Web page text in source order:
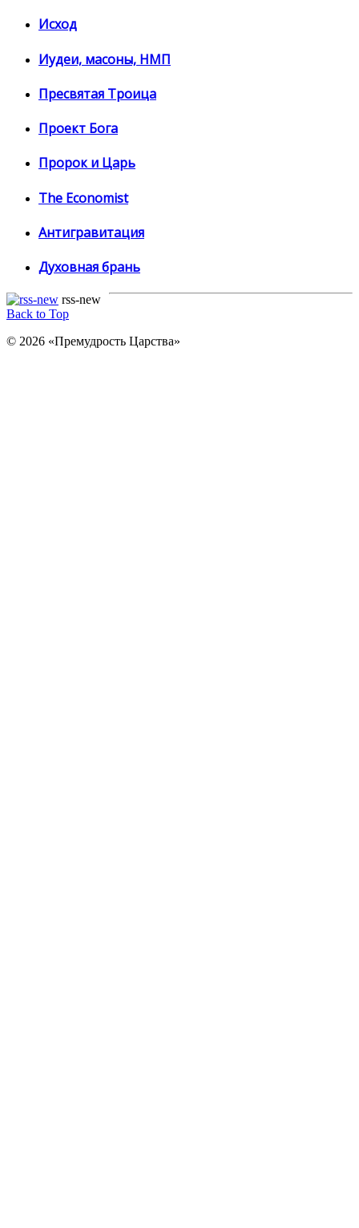
Исход
Иудеи, масоны, НМП
Пресвятая Троица
Проект Бога
Пророк и Царь
The Economist
Антигравитация
Духовная брань
rss-new
Back to Top
© 2026 «Премудрость Царства»